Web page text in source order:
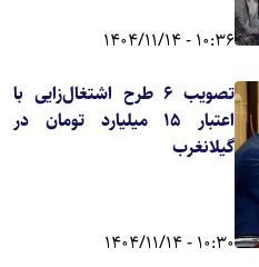
10:36 - 1404/11/14
تصویب ۶ طرح اشتغال‌زایی با
اعتبار ۱۵ میلیارد تومان در
گیلانغرب
10:30 - 1404/11/14